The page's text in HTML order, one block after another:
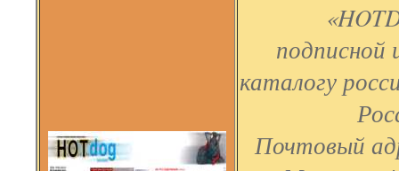
подписной
каталогу
Почтовый